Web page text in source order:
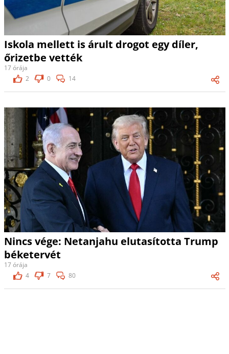
Iskola mellett is árult drogot egy díler,
őrizetbe vették
17 órája
2
0 14
Nincs vége: Netanjahu elutasította Trump
béketervét
17 órája
4
7 80